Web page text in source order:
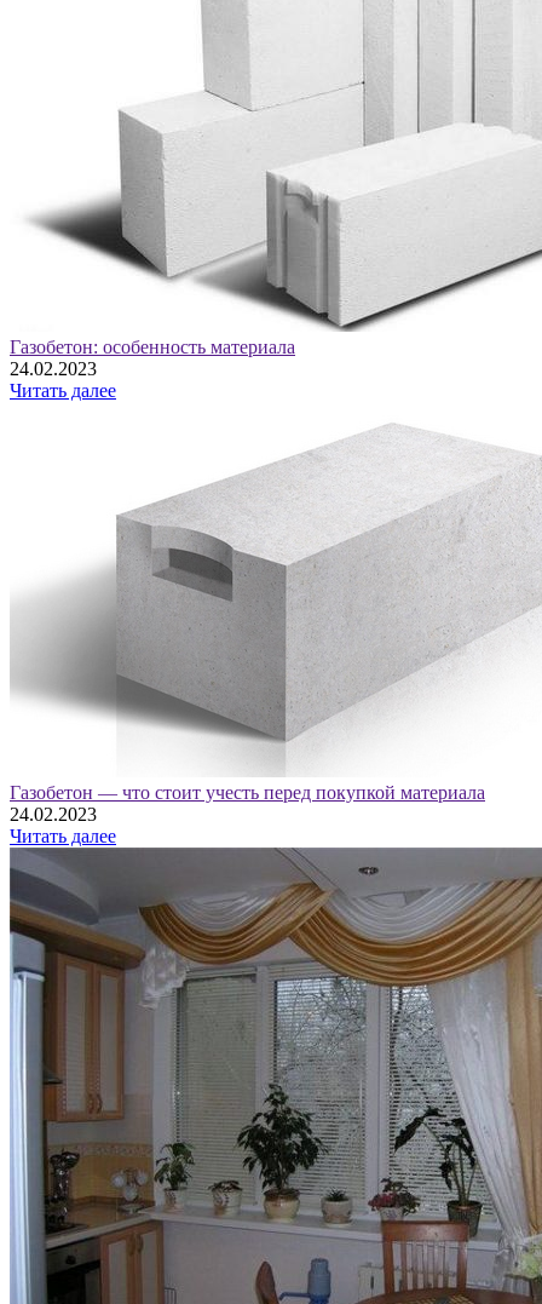
Газобетон: особенность материала
24.02.2023
Читать далее
Газобетон — что стоит учесть перед покупкой материала
24.02.2023
Читать далее